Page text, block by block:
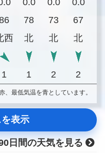
0.0 0.0 0.0
78 73 67
西 北 北 北
1 1 2 2
最低気温を青としています。
表示
日間の天気を見る